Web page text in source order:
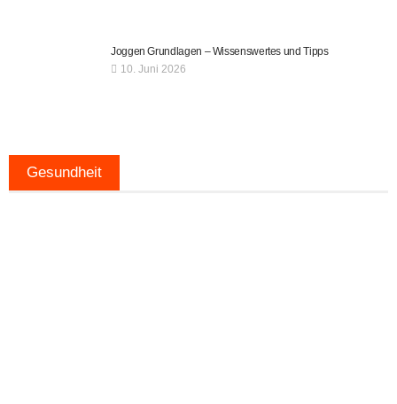
Joggen Grundlagen – Wissenswertes und Tipps
10. Juni 2026
Gesundheit